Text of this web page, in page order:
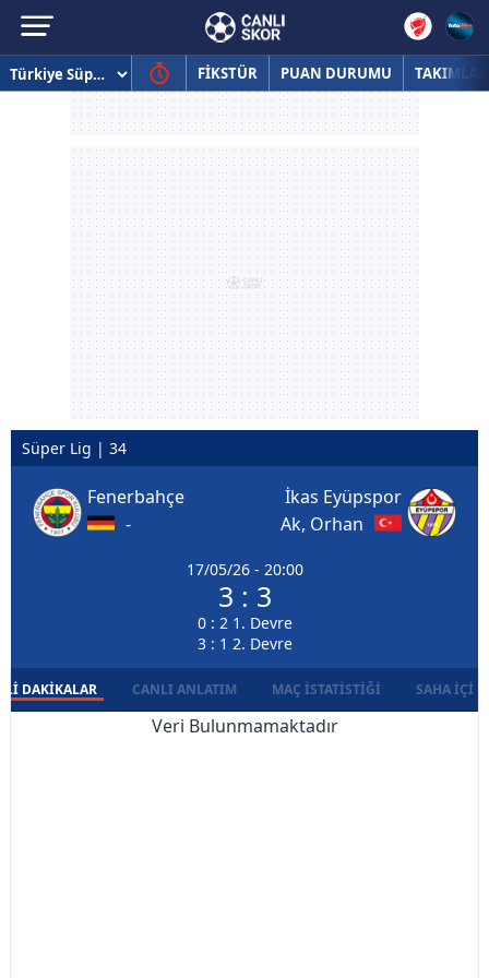
FİKSTÜR PUAN DURUMU TAKIMLAR
Süper Lig | 34
Fenerbahçe
-
17/05/26 - 20:00
3 : 3
0 : 2 1. Devre
3 : 1 2. Devre
İkas Eyüpspor
Ak, Orhan
DAKIKALAR CANLI ANLATIM MAÇ İSTATISTIĞI SAHA İÇI
Veri Bulunmamaktadır